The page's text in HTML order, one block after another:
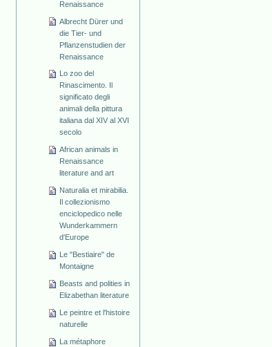
Renaissance
Albrecht Dürer und
die Tier- und
Pflanzenstudien der
Renaissance
Lo zoo del
Rinascimento. Il
significato degli
animali della pittura
italiana dal XIV al XVI
secolo
African animals in
Renaissance
literature and art
Naturalia et mirabilia.
Il collezionismo
enciclopedico nelle
Wunderkammern
d'Europe
Le "Bestiaire" de
Montaigne
Beasts and polities in
Elizabethan literature
Le peintre et l'histoire
naturelle
La métaphore